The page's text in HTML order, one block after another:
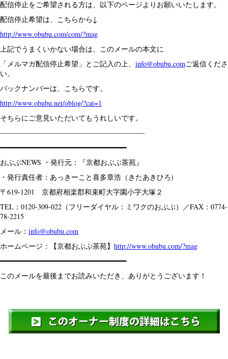
配信停止をご希望される方は、以下のページよりお願いいたします。
配信停止希望は、こちらから↓
http://www.obubu.com/com/?mag
上記でうまくいかない場合は、このメールの本文に
「メルマガ配信停止希望」とご記入の上、 info@obubu.comご返信くださ
い。
バックナンバーは、こちらです。
http://www.obubu.net/oblog/?cat=1
そちらにご意見いただいてもうれしいです。
————————————————————-
━━━━━━━━━━━━━━━━━━━━━━━━━━━━━━━
おぶぶNEWS ・発行元：『京都おぶぶ茶苑』
・発行責任者：あっきーこと喜多章浩（きたあきひろ)
〒619-1201 京都府相楽郡和束町大字園小字大塚２
TEL：0120-309-022（フリーダイヤル：ミワクのおぶぶ）／FAX：0774-
78-2215
メール： info@obubu.com
ホームページ：【京都おぶぶ茶苑】 http://www.obubu.com/?mag
━━━━━━━━━━━━━━━━━━━━━━━━━━━━━━━
このメールを最後までお読みいただき、ありがとうございます！